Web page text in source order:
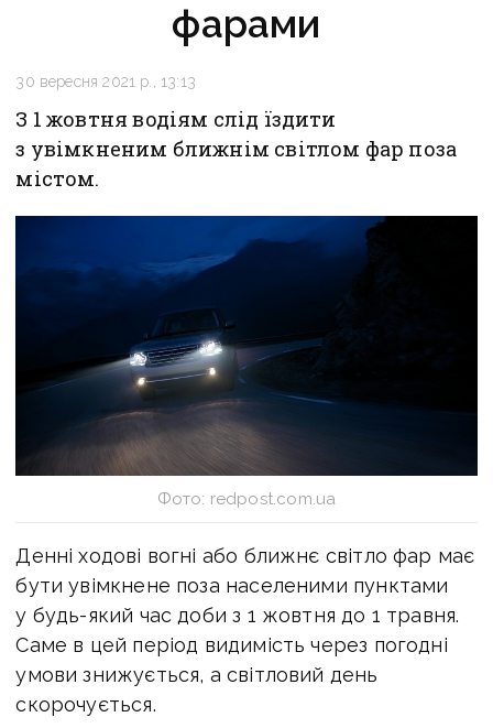
фарами
30 вересня 2021 р., 13:13
З 1 жовтня водіям слід їздити
з увімкненим ближнім світлом фар поза
містом.
Фото: redpost.com.ua
Денні ходові вогні або ближнє світло фар має
бути увімкнене поза населеними пунктами
у будь-який час доби з 1 жовтня до 1 травня.
Саме в цей період видимість через погодні
умови знижується, а світловий день
скорочується.